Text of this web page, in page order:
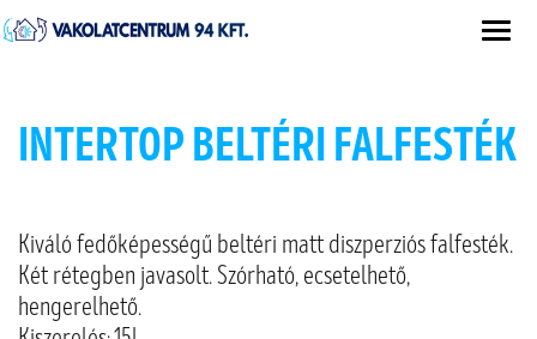
INTERTOP BELTÉRI FALFESTÉK
Kiváló fedőképességű beltéri matt diszperziós falfesték.
Két rétegben javasolt. Szórható, ecsetelhető,
hengerelhető.